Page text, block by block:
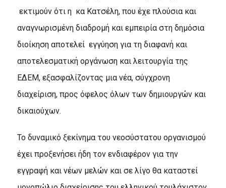
εκτιμούν ότι η κα Κατσέλη, που έχε πλούσια και
αναγνωρισμένη διαδρομή και εμπειρία στη δημόσια
διοίκηση αποτελεί εγγύηση για τη διαφανή και
αποτελεσματική οργάνωση και λειτουργία της
ΕΔΕΜ, εξασφαλίζοντας μια νέα, σύγχρονη
διαχείριση, προς όφελος όλων των δημιουργών και
δικαιούχων.
Το δυναμικό ξεκίνημα του νεοσύστατου οργανισμού
έχει προξενήσει ήδη τον ενδιαφέρον για την
εγγραφή και νέων μελών και σε λίγο θα καταστεί